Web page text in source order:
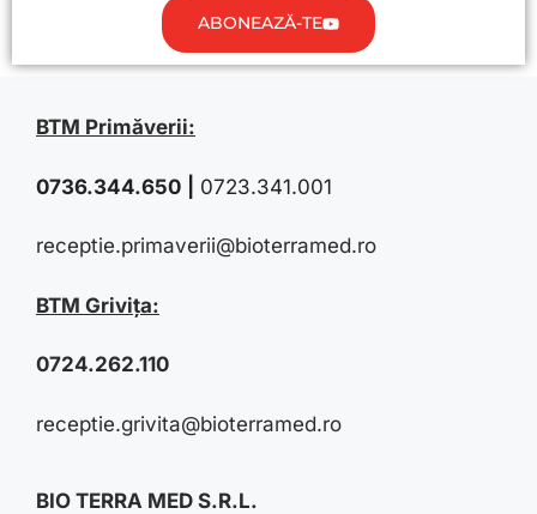
ABONEAZĂ-TE
BTM Primăverii:
0736.344.650 0723.341.001
receptie.primaverii@bioterramed.ro
BTM Grivița:
0724.262.110
receptie.grivita@bioterramed.ro
BIO TERRA MED S.R.L.